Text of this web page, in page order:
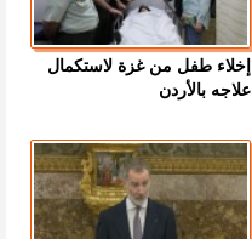
إخلاء طفل من غزة لاستكمال
علاجه بالأردن